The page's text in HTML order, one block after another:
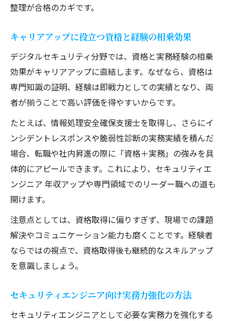
整理が合格のカギです。
キャリアアップに役立つ資格と経験の相乗効果
デジタルセキュリティ分野では、資格と実務経験の相乗
効果がキャリアアップに直結します。なぜなら、資格は
専門知識の証明、経験は即戦力としての実績となり、両
者が揃うことで高い評価を得やすいからです。
たとえば、情報処理安全確保支援士を取得し、さらにイ
ンシデントレスポンスや脆弱性診断の実務実績を積んだ
場合、転職や社内昇進の際に「資格＋実務」の強みを具
体的にアピールできます。これにより、セキュリティエ
ンジニア 年収アップや専門領域でのリーダー職への道も
開けます。
注意点としては、資格取得に偏りすぎず、現場での課題
解決やコミュニケーション能力も磨くことです。経験者
ならではの視点で、資格取得後も継続的なスキルアップ
を意識しましょう。
セキュリティエンジニア向け実務力強化の方法
セキュリティエンジニアとして必要な実務力を強化する